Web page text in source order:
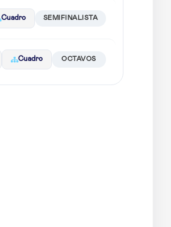
Cuadro SEMIFINALISTA
Cuadro OCTAVOS